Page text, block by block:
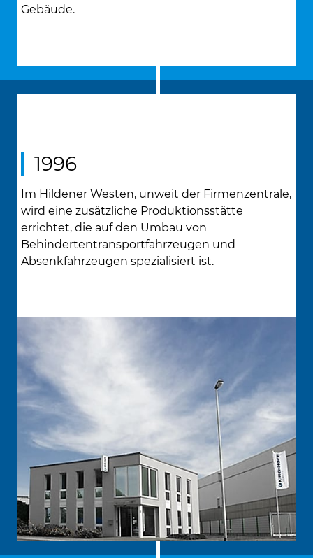
Gebäude.
1996
Im Hildener Westen, unweit der Firmenzentrale,
wird eine zusätzliche Produktionsstätte
errichtet, die auf den Umbau von
Behindertentransportfahrzeugen und
Absenkfahrzeugen spezialisiert ist.